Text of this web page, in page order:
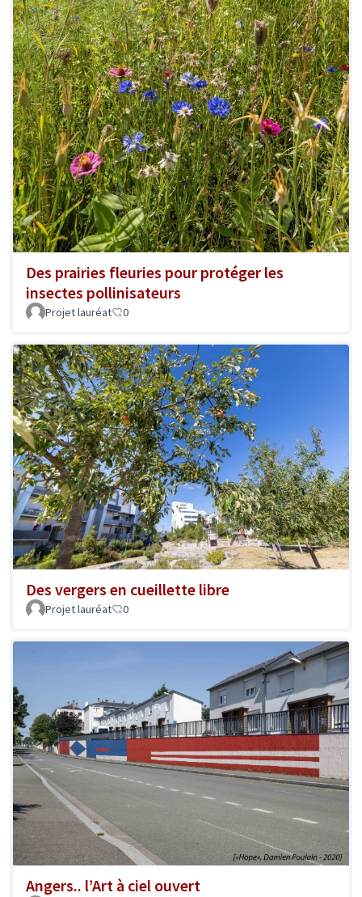
Des prairies fleuries pour protéger les
insectes pollinisateurs
Projet lauréat 0
Des vergers en cueillette libre
Projet lauréat 0
Angers.. l’Art à ciel ouvert